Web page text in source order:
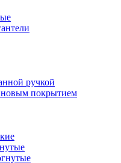
ручкой
покрытием